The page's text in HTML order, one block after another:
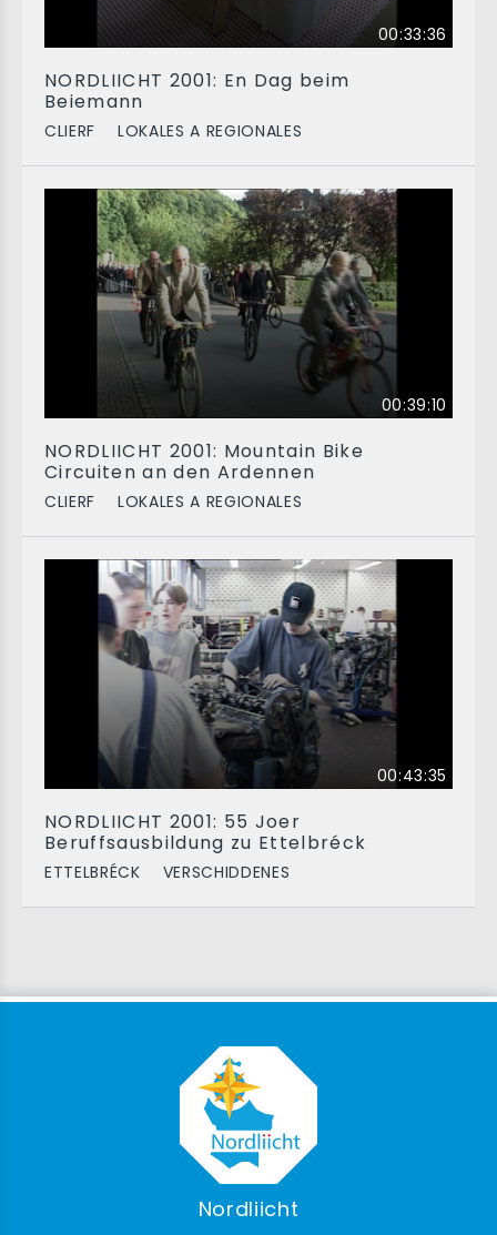
00:33:36
NORDLIICHT 2001: En Dag beim
Beiemann
CLIERF LOKALES A REGIONALES
00:39:10
NORDLIICHT 2001: Mountain Bike
Circuiten an den Ardennen
CLIERF LOKALES A REGIONALES
00:43:35
NORDLIICHT 2001: 55 Joer
Beruffsausbildung zu Ettelbréck
ETTELBRÉCK VERSCHIDDENES
Nordliicht